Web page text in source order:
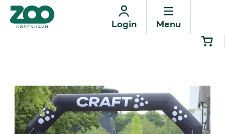
Menu
Login